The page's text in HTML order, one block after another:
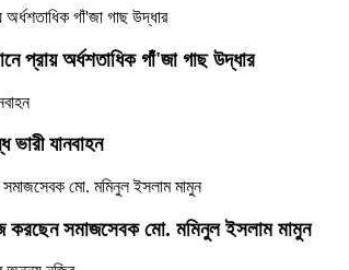
প্রায় অর্ধশতাধিক গাঁ'জা গাছ উদ্ধার
যানবাহন
করছেন সমাজসেবক মো. মমিনুল ইসলাম মামুন